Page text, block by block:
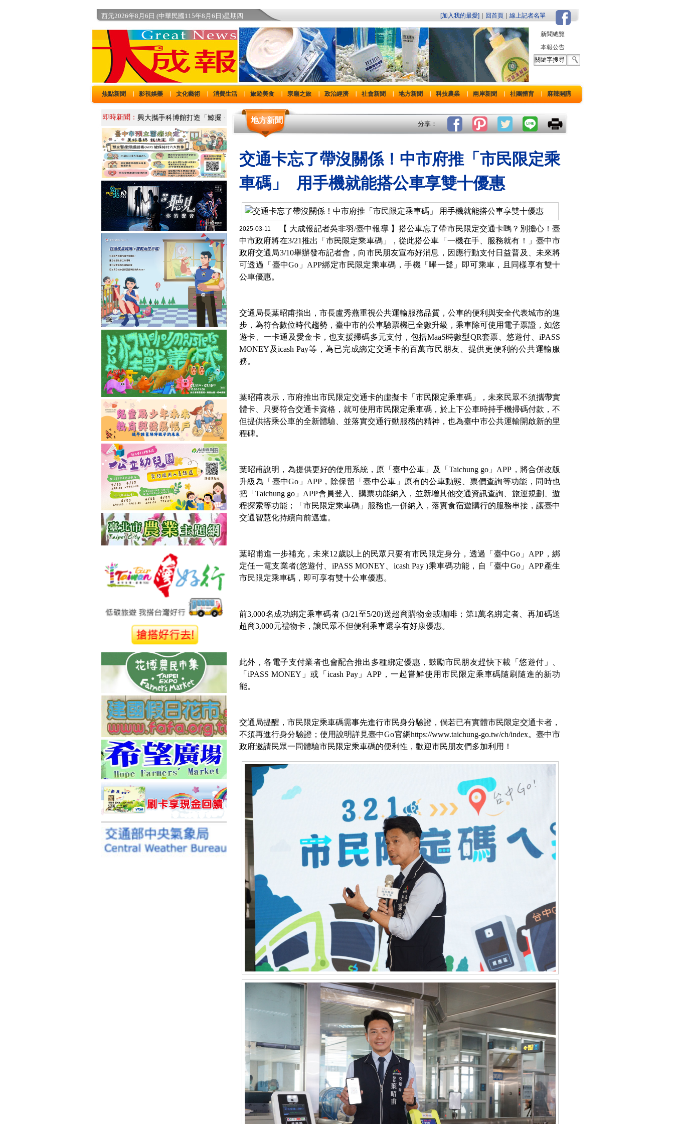
西元2026年8月6日 (中華民國115年8月6日)星期四 [加入我的最愛] 回首頁 線上記者名單
新聞總覽
本報公告
焦點新聞 影視娛樂 文化藝術 消費生活 旅遊美食 宗廟之旅 政治經濟 社會新聞 地方新聞 科技農業 兩岸新聞 社團體育 麻辣開講
即時新聞： 地方新聞 分享：
交通卡忘了帶沒關係！中市府推「市民限定乘
車碼」 用手機就能搭公車享雙十優惠
2025-03-11
【 大成報記者吳非羽/臺中報導 】搭公車忘了帶市民限定交通卡嗎？別擔心！臺
中市政府將在3/21推出「市民限定乘車碼」，從此搭公車「一機在手、服務就有！」臺中市
政府交通局3/10舉辦發布記者會，向市民朋友宣布好消息，因應行動支付日益普及、未來將
可透過「臺中Go」APP綁定市民限定乘車碼，手機「嗶一聲」即可乘車，且同樣享有雙十
公車優惠。
交通局長葉昭甫指出，市長盧秀燕重視公共運輸服務品質，公車的便利與安全代表城市的進
步，為符合數位時代趨勢，臺中市的公車驗票機已全數升級，乘車除可使用電子票證，如悠
遊卡、一卡通及愛金卡，也支援掃碼多元支付，包括MaaS時數型QR套票、悠遊付、iPASS
MONEY及icash Pay等，為已完成綁定交通卡的百萬市民朋友、提供更便利的公共運輸服
務。
葉昭甫表示，市府推出市民限定交通卡的虛擬卡「市民限定乘車碼」，未來民眾不須攜帶實
體卡、只要符合交通卡資格，就可使用市民限定乘車碼，於上下公車時持手機掃碼付款，不
但提供搭乘公車的全新體驗、並落實交通行動服務的精神，也為臺中市公共運輸開啟新的里
程碑。
葉昭甫說明，為提供更好的使用系統，原「臺中公車」及「Taichung go」APP，將合併改版
升級為「臺中Go」APP，除保留「臺中公車」原有的公車動態、票價查詢等功能，同時也
把「Taichung go」APP會員登入、購票功能納入，並新增其他交通資訊查詢、旅運規劃、遊
程探索等功能；「市民限定乘車碼」服務也一併納入，落實食宿遊購行的服務串接，讓臺中
交通智慧化持續向前邁進。
葉昭甫進一步補充，未來12歲以上的民眾只要有市民限定身分，透過「臺中Go」APP，綁
定任一電支業者(悠遊付、iPASS MONEY、icash Pay )乘車碼功能，自「臺中Go」APP產生
市民限定乘車碼，即可享有雙十公車優惠。
前3,000名成功綁定乘車碼者 (3/21至5/20)送超商購物金或咖啡；第1萬名綁定者、再加碼送
超商3,000元禮物卡，讓民眾不但便利乘車還享有好康優惠。
此外，各電子支付業者也會配合推出多種綁定優惠，鼓勵市民朋友趕快下載「悠遊付」、
「iPASS MONEY」或「icash Pay」APP，一起嘗鮮使用市民限定乘車碼隨刷隨進的新功
能。
交通局提醒，市民限定乘車碼需事先進行市民身分驗證，倘若已有實體市民限定交通卡者，
不須再進行身分驗證；使用說明詳見臺中Go官網https://www.taichung-go.tw/ch/index。臺中市
政府邀請民眾一同體驗市民限定乘車碼的便利性，歡迎市民朋友們多加利用！